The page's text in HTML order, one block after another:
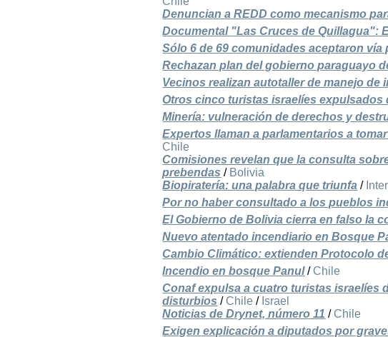
Denuncian a REDD como mecanismo
Documental "Las Cruces de Quillagua":
Sólo 6 de 69 comunidades aceptaron vía
Rechazan plan del gobierno paraguayo
Vecinos realizan autotaller de manejo de
Otros cinco turistas israelíes expulsados
Minería: vulneración de derechos y
Expertos llaman a parlamentarios a
Chile
Comisiones revelan que la consulta
prebendas / Bolivia
Biopiratería: una palabra que triunfa /
Por no haber consultado a los pueblos
El Gobierno de Bolivia cierra en falso la
Nuevo atentado incendiario en Bosque
Cambio Climático: extienden Protocolo
Incendio en bosque Panul/ Chile
Conaf expulsa a cuatro turistas israelíes
disturbios / Chile / Israel
Noticias de Drynet, número 11 / Chile
Exigen explicación a diputados por